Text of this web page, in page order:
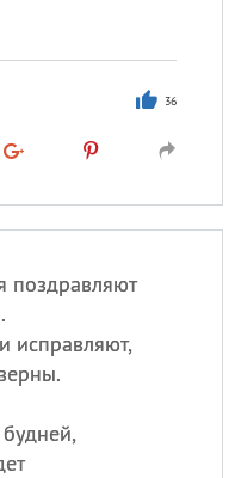
36
поздравляют
исправляют,